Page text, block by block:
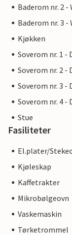
Baderom nr. 2 -
Baderom nr. 3 -
Kjøkken
Soverom nr. 1
Soverom nr. 2
Soverom nr. 3
Soverom nr. 4
Stue
Fasiliteter
El.plater/
Kjøleskap
Kaffetrakter
Mikrobølgeovn
Vaskemaskin
Tørketrommel